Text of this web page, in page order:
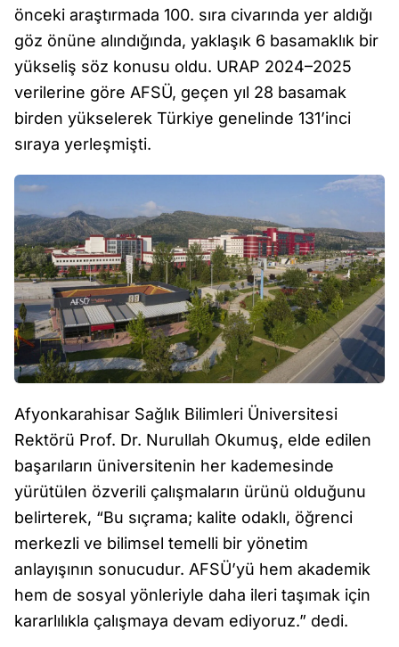
önceki araştırmada 100. sıra civarında yer aldığı
göz önüne alındığında, yaklaşık 6 basamaklık bir
yükseliş söz konusu oldu. URAP 2024–2025
verilerine göre AFSÜ, geçen yıl 28 basamak
birden yükselerek Türkiye genelinde 131’inci
sıraya yerleşmişti.
Afyonkarahisar Sağlık Bilimleri Üniversitesi
Rektörü Prof. Dr. Nurullah Okumuş, elde edilen
başarıların üniversitenin her kademesinde
yürütülen özverili çalışmaların ürünü olduğunu
belirterek, “Bu sıçrama; kalite odaklı, öğrenci
merkezli ve bilimsel temelli bir yönetim
anlayışının sonucudur. AFSÜ’yü hem akademik
hem de sosyal yönleriyle daha ileri taşımak için
kararlılıkla çalışmaya devam ediyoruz.” dedi.